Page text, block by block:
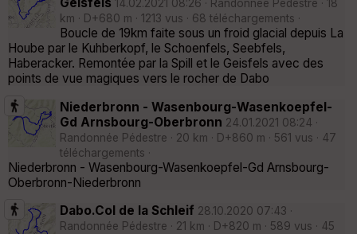
Geisfels 14.02.2021 08:26 · Randonnée Pédestre · 18
km · D+680 m · 1213 vus · 68 téléchargements ·
Boucle de 19km faite sous un froid glacial depuis La
Hoube par le Kuhberkopf, le Schoenfels, Seebfels,
Haberacker. Remontée par la Spill et le Geisfels avec des
points de vue magiques vers le rocher de Dabo
Niederbronn - Wasenbourg-Wasenkoepfel-
Gd Arnsbourg-Oberbronn 24.01.2021 08:24 ·
Randonnée Pédestre · 20 km · D+860 m · 561 vus · 47
téléchargements ·
Niederbronn - Wasenbourg-Wasenkoepfel-Gd Arnsbourg-
Oberbronn-Niederbronn
Dabo.Col de la Schleif 28.10.2020 07:43 ·
Randonnée Pédestre · 21 km · D+820 m · 589 vus · 45